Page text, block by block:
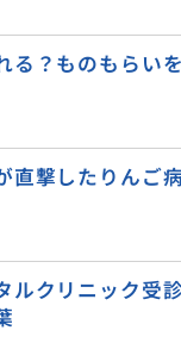
る？ものもらい
直撃したりんご
ルクリニック受